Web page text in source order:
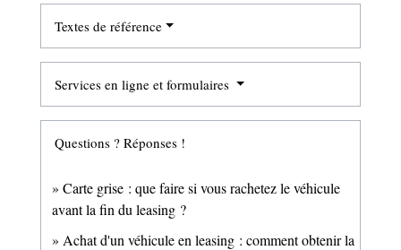
Textes de référence
Services en ligne et formulaires
Questions ? Réponses !
Carte grise : que faire si vous rachetez le véhicule
avant la fin du leasing ?
Achat d'un véhicule en leasing : comment obtenir la